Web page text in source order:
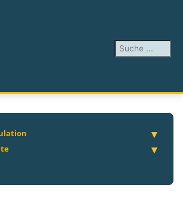
Suchen ...